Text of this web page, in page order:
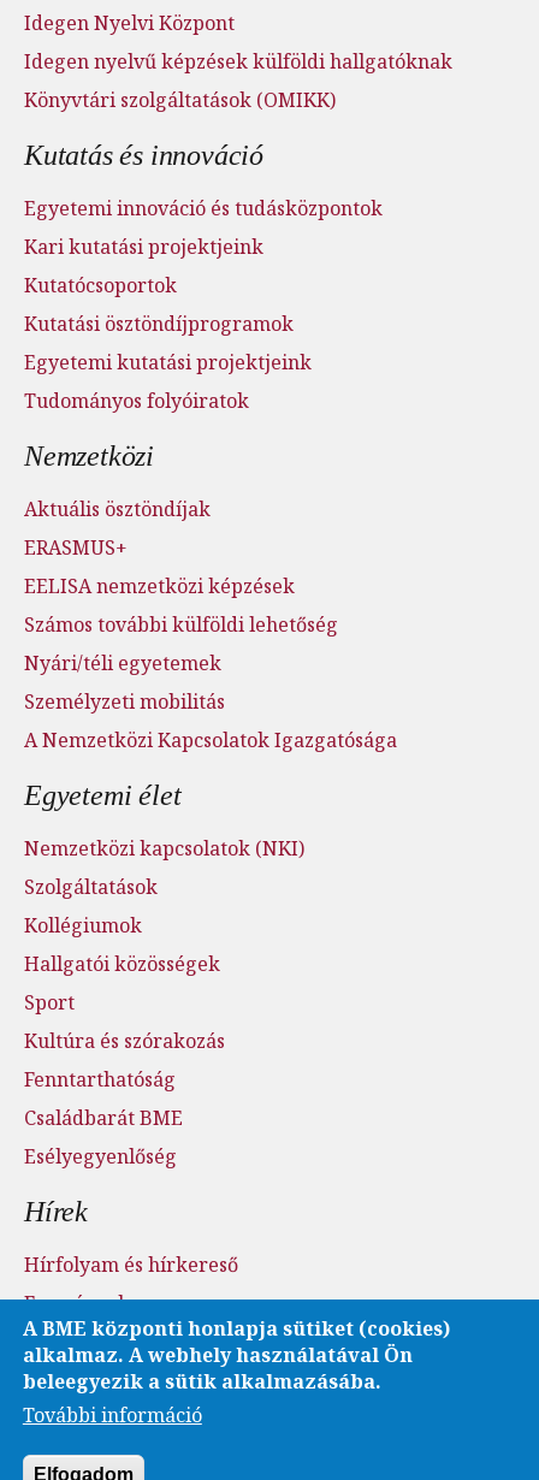
Idegen Nyelvi Központ
Idegen nyelvű képzések külföldi hallgatóknak
Könyvtári szolgáltatások (OMIKK)
Kutatás és innováció
Egyetemi innováció és tudásközpontok
Kari kutatási projektjeink
Kutatócsoportok
Kutatási ösztöndíjprogramok
Egyetemi kutatási projektjeink
Tudományos folyóiratok
Nemzetközi
Aktuális ösztöndíjak
ERASMUS+
EELISA nemzetközi képzések
Számos további külföldi lehetőség
Nyári/téli egyetemek
Személyzeti mobilitás
A Nemzetközi Kapcsolatok Igazgatósága
Egyetemi élet
Nemzetközi kapcsolatok (NKI)
Szolgáltatások
Kollégiumok
Hallgatói közösségek
Sport
Kultúra és szórakozás
Fenntarthatóság
Családbarát BME
Esélyegyenlőség
Hírek
Hírfolyam és hírkereső
Események
Sajtószoba - sajtófigyelés
Karrier és pályázatok
Fotó- és videótár
A BME központi honlapja sütiket (cookies)
alkalmaz. A webhely használatával Ön
beleegyezik a sütik alkalmazásába.
További információ
Elfogadom